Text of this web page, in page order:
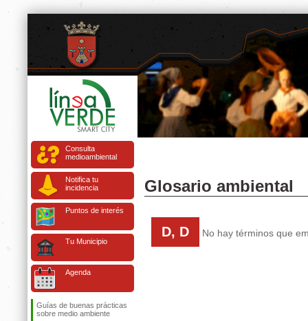
Consulta
medioambiental
Notifica tu
incidencia
Puntos de interés
Tu Municipio
Agenda
Guías de buenas prácticas
sobre medio ambiente
Glosario ambiental
D, D No hay términos que